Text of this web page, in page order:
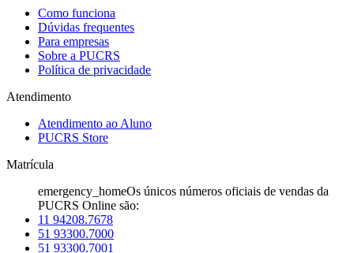
Como funciona
Dúvidas frequentes
Para empresas
Sobre a PUCRS
Política de privacidade
Atendimento
Atendimento ao Aluno
PUCRS Store
Matrícula
emergency_homeOs únicos números oficiais de vendas da
PUCRS Online são:
11 94208.7678
51 93300.7000
51 93300.7001